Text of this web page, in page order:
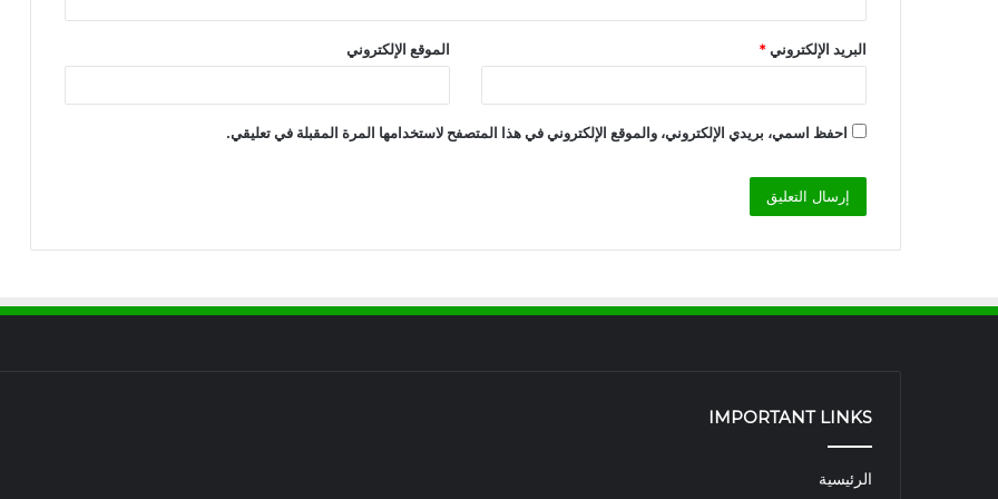
البريد الإلكتروني* الموقع الإلكتروني
احفظ اسمي، بريدي الإلكتروني، والموقع الإلكتروني في هذا المتصفح لاستخدامها المرة المقبلة في تعليقي.
IMPORTANT LINKS
الرئيسية